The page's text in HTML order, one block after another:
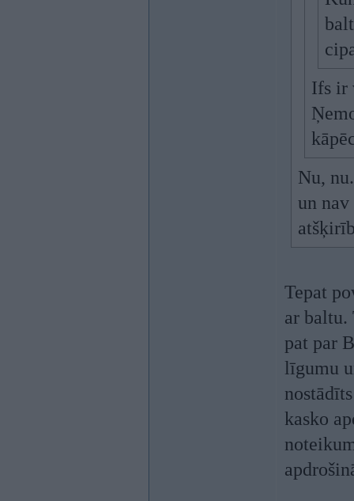
Ifs ir
Nu,
un
Tepat
ar baltu.
pat par
līgumu
kasko